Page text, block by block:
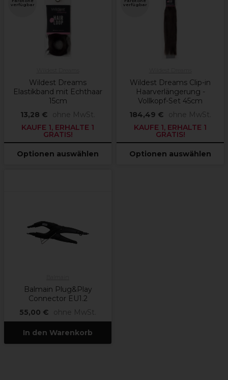
verfügbar
Wildest Dreams
Elastikband mit Echthaar
15cm
13,28 €
ohne MwSt.
KAUFE 1, ERHALTE 1
GRATIS!
Optionen auswählen
verfügbar
Wildest Dreams Clip-in
Haarverlängerung -
Vollkopf-Set 45cm
184,49 €
ohne MwSt.
KAUFE 1, ERHALTE 1
GRATIS!
Optionen auswählen
Balmain Plug&Play
Connector EU1.2
55,00 €
ohne MwSt.
In den Warenkorb